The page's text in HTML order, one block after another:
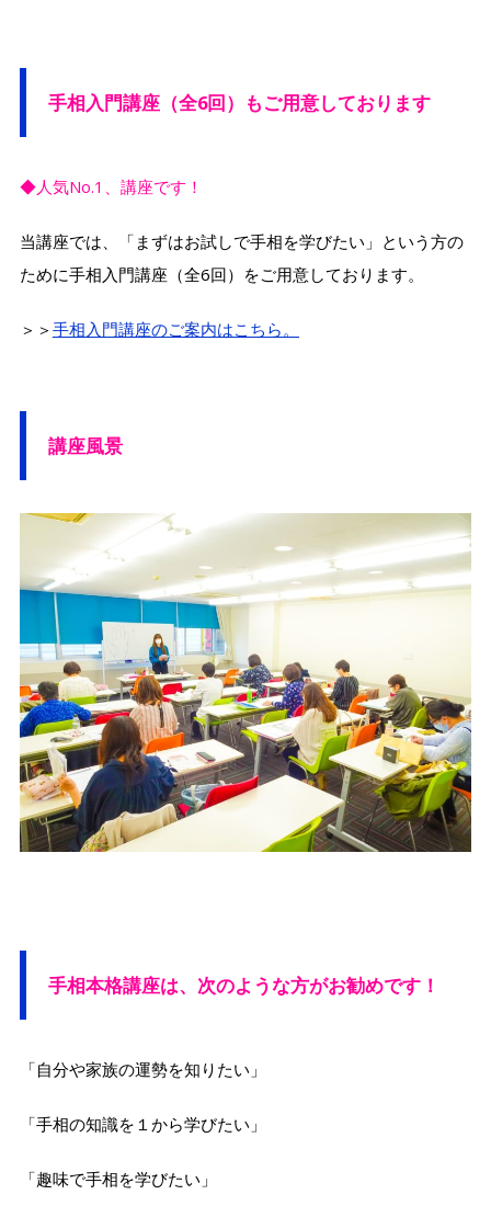
手相入門講座（全6回）もご用意しております
◆人気No.1、講座です！
当講座では、「まずはお試しで手相を学びたい」という方の
ために手相入門講座（全6回）をご用意しております。
＞＞ 手相入門講座のご案内はこちら。
講座風景
手相本格講座は、次のような方がお勧めです！
「自分や家族の運勢を知りたい」
「手相の知識を１から学びたい」
「趣味で手相を学びたい」